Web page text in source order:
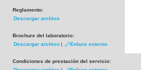
Reglamento:
Descargar archivo
Brochure del laboratorio:
Descargar archivo | Enlace externo
Condiciones de prestación del servicio: